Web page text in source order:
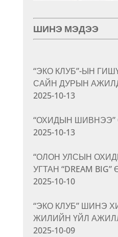
ШИНЭ МЭДЭЭ
“ЭКО КЛУБ”-ЫН
САЙН ДУРЫН
2025-10-13
“ОХИДЫН ШИВНЭЭ”
2025-10-13
“ОЛОН УЛСЫН
УГТАН “DREAM
2025-10-10
“ЭКО КЛУБ” ШИНЭ
ЖИЛИЙН ҮЙЛ
2025-10-09